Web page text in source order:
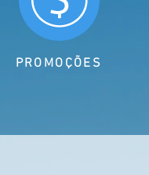
PROMOÇÕES